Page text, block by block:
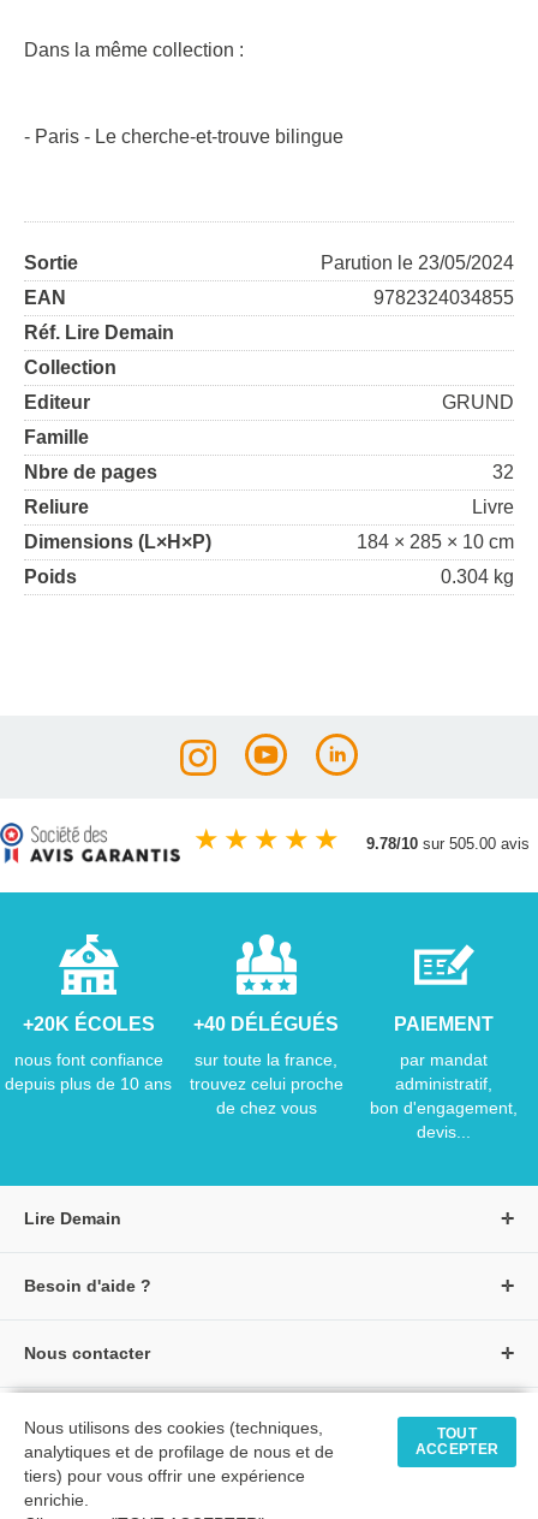
Dans la même collection :
- Paris - Le cherche-et-trouve bilingue
Sortie
Parution le 23/05/2024
EAN
9782324034855
Réf. Lire Demain
Collection
Editeur
GRUND
Famille
Nbre de pages
32
Reliure
Livre
Dimensions (L×H×P)
184 × 285 × 10 cm
Poids
0.304 kg
★ ★ ★ ★ ★ 9.78/10 sur 505.00 avis
+20K ÉCOLES
nous font confiance
depuis plus de 10 ans
+40 DÉLÉGUÉS
sur toute la france,
trouvez celui proche
de chez vous
PAIEMENT
par mandat
administratif,
bon d'engagement,
devis...
Lire Demain
Créer un compte
★ Avis clients vérifiés
Besoin d'aide ?
Livraisons et retours
Tarifs négociés
Comment passer commande
Nous contacter
Formulaire de contact
Siège social
Tous nos livres
Livres petite enfance
Livres maternelle
Nous utilisons des cookies (techniques,
analytiques et de profilage de nous et de
tiers) pour vous offrir une expérience
enrichie.
TOUT
ACCEPTER